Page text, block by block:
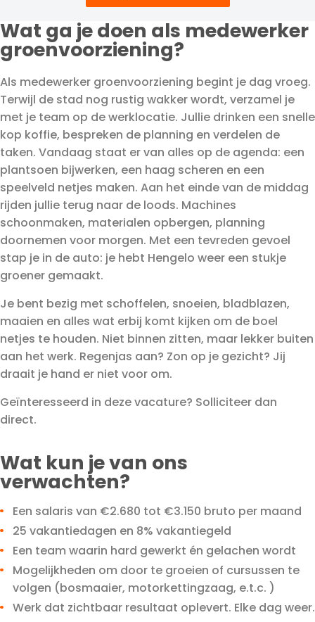
Wat ga je doen als medewerker
groenvoorziening?
Als medewerker groenvoorziening begint je dag vroeg.
Terwijl de stad nog rustig wakker wordt, verzamel je
met je team op de werklocatie. Jullie drinken een snelle
kop koffie, bespreken de planning en verdelen de
taken. Vandaag staat er van alles op de agenda: een
plantsoen bijwerken, een haag scheren en een
speelveld netjes maken. Aan het einde van de middag
rijden jullie terug naar de loods. Machines
schoonmaken, materialen opbergen, planning
doornemen voor morgen. Met een tevreden gevoel
stap je in de auto: je hebt Hengelo weer een stukje
groener gemaakt.
Je bent bezig met schoffelen, snoeien, bladblazen,
maaien en alles wat erbij komt kijken om de boel
netjes te houden. Niet binnen zitten, maar lekker buiten
aan het werk. Regenjas aan? Zon op je gezicht? Jij
draait je hand er niet voor om.
Geïnteresseerd in deze vacature? Solliciteer dan
direct.
Wat kun je van ons
verwachten?
Een salaris van €2.680 tot €3.150 bruto per maand
25 vakantiedagen en 8% vakantiegeld
Een team waarin hard gewerkt én gelachen wordt
Mogelijkheden om door te groeien of cursussen te
volgen (bosmaaier, motorkettingzaag, e.t.c. )
Werk dat zichtbaar resultaat oplevert. Elke dag weer.